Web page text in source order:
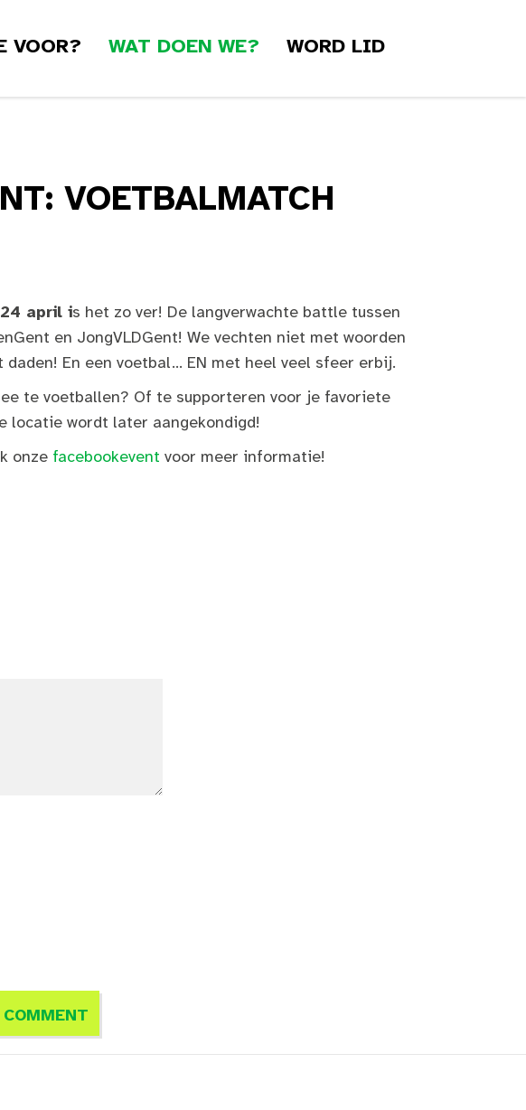
VOOR? WAT DOEN WE? WORD LID
VOETBALMATCH
april is het zo ver! De langverwachte battle tussen
en JongVLDGent! We vechten niet met woorden
daden! En een voetbal... EN met heel veel sfeer erbij.
te voetballen? Of te supporteren voor je favoriete
locatie wordt later aangekondigd!
onze facebookevent voor meer informatie!